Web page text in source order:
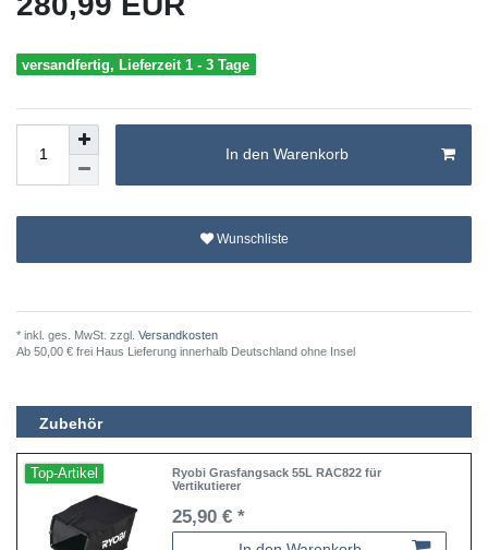
versandfertig, Lieferzeit 1 - 3 Tage
In den Warenkorb
Wunschliste
* inkl. ges. MwSt. zzgl. Versandkosten
Ab 50,00 € frei Haus Lieferung innerhalb Deutschland ohne Insel
Zubehör
Top-Artikel
Ryobi Grasfangsack 55L RAC822 für
Vertikutierer
25,90 € *